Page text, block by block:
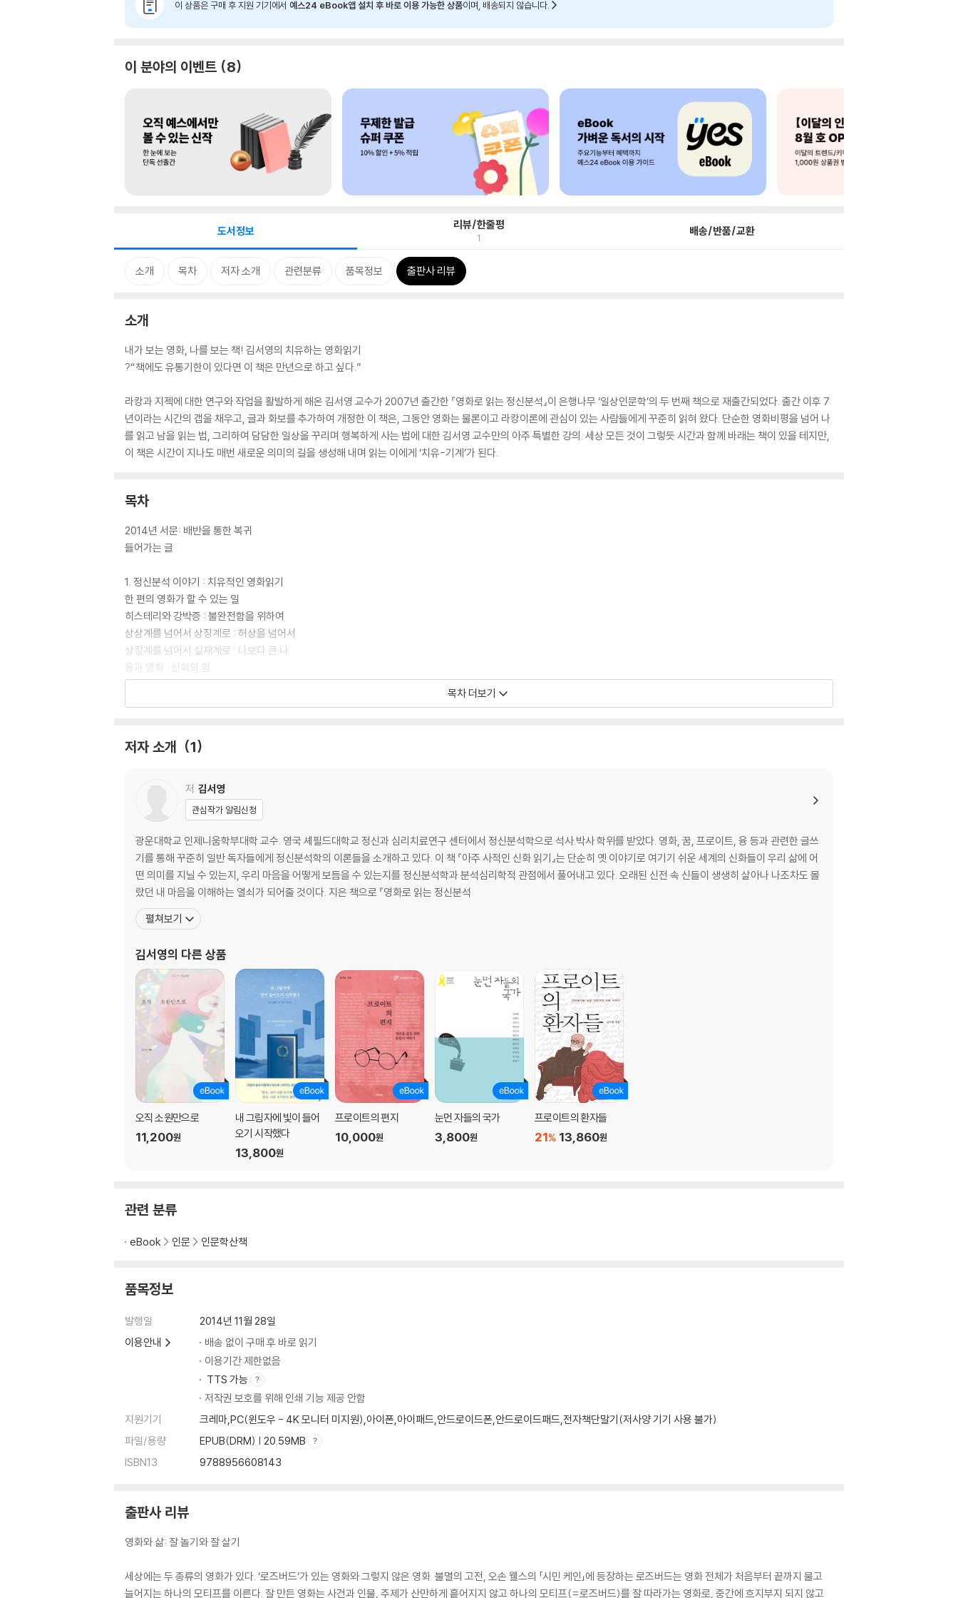
이 상품은 구매 후 지원 기기에서 예스24 eBook앱 설치 후 바로 이용 가능한 상품이며, 배송되지 않습니다.
이 분야의 이벤트 8
도서정보 리뷰/한줄평
1 배송/반품/교환
소개 목차 저자 소개 관련분류 품목정보 출판사 리뷰
소개
내가 보는 영화, 나를 보는 책! 김서영의 치유하는 영화읽기
?“책에도 유통기한이 있다면 이 책은 만년으로 하고 싶다.”
라캉과 지젝에 대한 연구와 작업을 활발하게 해온 김서영 교수가 2007년 출간한 『영화로 읽는 정신분석』이 은행나무 ‘일상인문학’의 두 번째 책으로 재출간되었다. 출간 이후 7
년이라는 시간의 갭을 채우고, 글과 화보를 추가하여 개정한 이 책은, 그동안 영화는 물론이고 라캉이론에 관심이 있는 사람들에게 꾸준히 읽혀 왔다. 단순한 영화비평을 넘어 나
를 읽고 남을 읽는 법, 그리하여 담담한 일상을 꾸리며 행복하게 사는 법에 대한 김서영 교수만의 아주 특별한 강의. 세상 모든 것이 그렇듯 시간과 함께 바래는 책이 있을 테지만,
이 책은 시간이 지나도 매번 새로운 의미의 길을 생성해 내며 읽는 이에게 ‘치유-기계’가 된다.
목차
2014년 서문: 배반을 통한 복귀
들어가는 글
1. 정신분석 이야기 : 치유적인 영화읽기
한 편의 영화가 할 수 있는 일
히스테리와 강박증 : 불완전함을 위하여
상상계를 넘어서 상징계로 : 허상을 넘어서
상징계를 넘어서 실재계로 : 나보다 큰 나
융과 영화 : 신화의 힘
대극의 합일 : 그림자와 하나 되기
2. 영화 이야기 : 치유적인 영화비평
「피에타」 : 주님, 자비를 베푸소서
살인을 추억하는 영화 「살인의 추억」 : 그 치명적 시점화면과 방향성 없는 분노
「취화선」, 그 비극적 신비의 탄생을 위하여
잃어버린 신화를 찾아서
매트릭스론 : 우리들의 천국을 위하여
미하엘 하네케의 「피아니스트」 : 마음의 감옥을 나서며
지젝의 기묘한 서커스 : 들뢰즈를 통한 프로이트로의 복귀
햄릿과 영화 : 호레시오를 기다리며
장 콕토의 시인 삼부작 : 초현실주의와 정신분석
박쥐 이야기 : 정신분석적 비평 vs 분석심리학적 비평
「데인저러스 메소드」의 치명적 오점 : 사비나 슈필라인을 기억하며
너라고 부를게 : 킨제이 보고서 vs 킨제이
진정한 보편성을 위하여 : 키클롭스의 죄
한 여자와 한 남자를 위한 기도문 : 욕망, 그 치명적 윤리학을 위하여
3. 못다한 이야기 : ‘정신분석과 영화’ 공개강연
프로이트와 융 사이에서의 선택
꽉 찬 영화와 2% 부족한 영화
로즈버드를 찾아서
사랑에 관하여
가을엔 편지를 하겠어요
변화를 위하여
애타게 수원댁을 찾아서 : 지젝 다시 읽기
영화 찾아보기
목차 더보기
저자 소개 1
저 김서영
관심작가 알림신청
광운대학교 인제니움학부대학 교수. 영국 셰필드대학교 정신과 심리치료연구 센터에서 정신분석학으로 석사.박사 학위를 받았다. 영화, 꿈, 프로이트, 융 등과 관련한 글쓰
기를 통해 꾸준히 일반 독자들에게 정신분석학의 이론들을 소개하고 있다. 이 책 『아주 사적인 신화 읽기』는 단순히 옛 이야기로 여기기 쉬운 세계의 신화들이 우리 삶에 어
떤 의미를 지닐 수 있는지, 우리 마음을 어떻게 보듬을 수 있는지를 정신분석학과 분석심리학적 관점에서 풀어내고 있다. 오래된 신전 속 신들이 생생히 살아나 나조차도 몰
랐던 내 마음을 이해하는 열쇠가 되어줄 것이다. 지은 책으로 『영화로 읽는 정신분석
펼쳐보기
김서영의 다른 상품
오직 소원만으로
11,200원
내 그림자에 빛이 들어
오기 시작했다
13,800원
프로이트의 편지
10,000원
눈먼 자들의 국가
3,800원
프로이트의 환자들
13,860원
21%
관련 분류
eBook 인문 인문학산책
품목정보
발행일
2014년 11월 28일
이용안내
배송 없이 구매 후 바로 읽기
이용기간 제한없음
TTS 가능
저작권 보호를 위해 인쇄 기능 제공 안함
지원기기
크레마,PC(윈도우 - 4K 모니터 미지원),아이폰,아이패드,안드로이드폰,안드로이드패드,전자책단말기(저사양 기기 사용 불가)
파일/용량
EPUB(DRM) | 20.59MB
ISBN13
9788956608143
출판사 리뷰
영화와 삶: 잘 놀기와 잘 살기
세상에는 두 종류의 영화가 있다. ‘로즈버드’가 있는 영화와 그렇지 않은 영화. 불멸의 고전, 오손 웰스의 「시민 케인」에 등장하는 로즈버드는 영화 전체가 처음부터 끝까지 물고
늘어지는 하나의 모티프를 이른다. 잘 만든 영화는 사건과 인물, 주제가 산만하게 흩어지지 않고 하나의 모티프(=로즈버드)를 잘 따라가는 영화로, 중간에 흐지부지 되지 않고